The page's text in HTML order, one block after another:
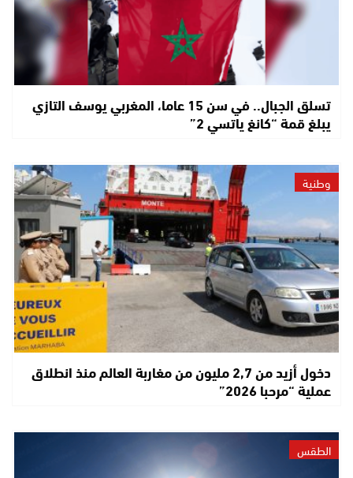
تسلق الجبال.. في سن 15 عاما، المغربي يوسف التازي
يبلغ قمة “كانغ ياتسي 2”
وطنية
دخول أزيد من 2,7 مليون من مغاربة العالم منذ انطلاق
عملية “مرحبا 2026”
الطقس